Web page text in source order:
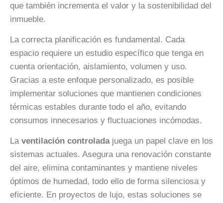
que también incrementa el valor y la sostenibilidad del
inmueble.
La correcta planificación es fundamental. Cada
espacio requiere un estudio específico que tenga en
cuenta orientación, aislamiento, volumen y uso.
Gracias a este enfoque personalizado, es posible
implementar soluciones que mantienen condiciones
térmicas estables durante todo el año, evitando
consumos innecesarios y fluctuaciones incómodas.
La ventilación controladajuega un papel clave en los
sistemas actuales. Asegura una renovación constante
del aire, elimina contaminantes y mantiene niveles
óptimos de humedad, todo ello de forma silenciosa y
eficiente. En proyectos de lujo, estas soluciones se